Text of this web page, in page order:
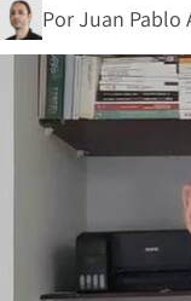
PorJuan Pablo